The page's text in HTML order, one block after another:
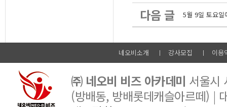
다음 글 5월 9일 토요일
네오비소개 강사모집 이용
㈜ 네오비 비즈 아카데미 서울시
(방배동, 방배롯데캐슬아르떼) |